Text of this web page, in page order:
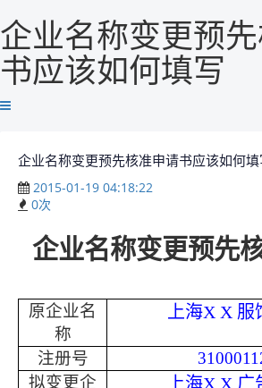
企业名称变更预
书应该如何填写
企业名称变更预先核准申请书应该如何填
2015-01-19 04:18:22
0次
企业名称变更预先
原企业名
称
上海X X 服
注册号
拟变更企
上海X X 广